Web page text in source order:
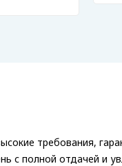
требования,
полной отдачей и